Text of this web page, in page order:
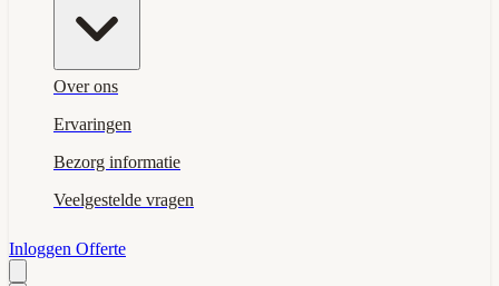
Over ons
Ervaringen
Bezorg informatie
Veelgestelde vragen
Inloggen Offerte